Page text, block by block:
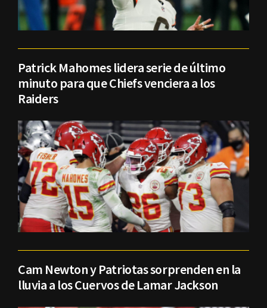
Patrick Mahomes lidera serie de último
minuto para que Chiefs venciera a los
Raiders
Cam Newton y Patriotas sorprenden en la
lluvia a los Cuervos de Lamar Jackson